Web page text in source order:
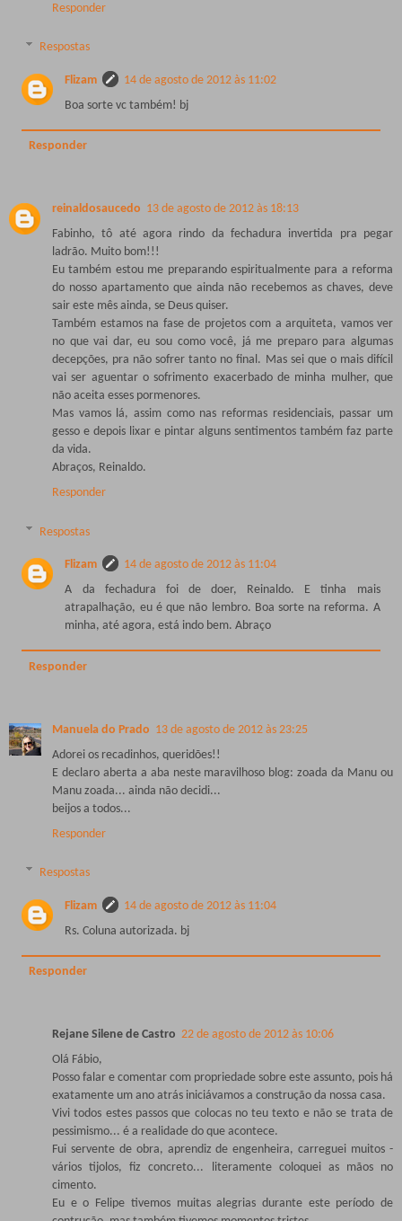
Responder
Respostas
Flizam
14 de agosto de 2012 às 11:02
Boa sorte vc também! bj
Responder
reinaldosaucedo 13 de agosto de 2012 às 18:13
Fabinho, tô até agora rindo da fechadura invertida pra pegar
ladrão. Muito bom!!!
Eu também estou me preparando espiritualmente para a reforma
do nosso apartamento que ainda não recebemos as chaves, deve
sair este mês ainda, se Deus quiser.
Também estamos na fase de projetos com a arquiteta, vamos ver
no que vai dar, eu sou como você, já me preparo para algumas
decepções, pra não sofrer tanto no final. Mas sei que o mais difícil
vai ser aguentar o sofrimento exacerbado de minha mulher, que
não aceita esses pormenores.
Mas vamos lá, assim como nas reformas residenciais, passar um
gesso e depois lixar e pintar alguns sentimentos também faz parte
da vida.
Abraços, Reinaldo.
Responder
Respostas
Flizam
14 de agosto de 2012 às 11:04
A da fechadura foi de doer, Reinaldo. E tinha mais
atrapalhação, eu é que não lembro. Boa sorte na reforma. A
minha, até agora, está indo bem. Abraço
Responder
Manuela do Prado 13 de agosto de 2012 às 23:25
Adorei os recadinhos, queridões!!
E declaro aberta a aba neste maravilhoso blog: zoada da Manu ou
Manu zoada... ainda não decidi...
beijos a todos...
Responder
Respostas
Flizam
14 de agosto de 2012 às 11:04
Rs. Coluna autorizada. bj
Responder
Rejane Silene de Castro 22 de agosto de 2012 às 10:06
Olá Fábio,
Posso falar e comentar com propriedade sobre este assunto, pois há
exatamente um ano atrás iniciávamos a construção da nossa casa.
Vivi todos estes passos que colocas no teu texto e não se trata de
pessimismo... é a realidade do que acontece.
Fui servente de obra, aprendiz de engenheira, carreguei muitos -
vários tijolos, fiz concreto... literamente coloquei as mãos no
cimento.
Eu e o Felipe tivemos muitas alegrias durante este período de